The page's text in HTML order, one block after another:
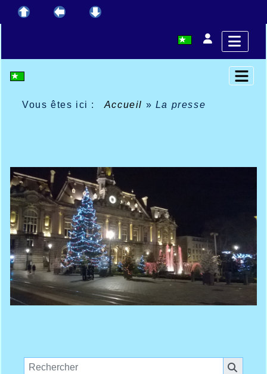
Vous êtes ici : Accueil » La presse